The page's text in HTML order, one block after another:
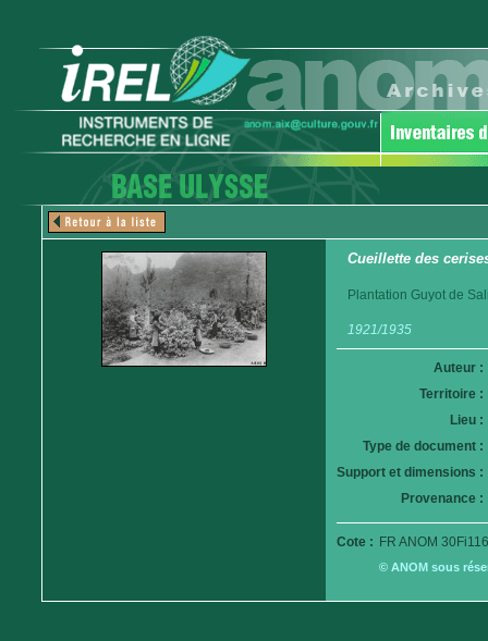
Cueillette des
Plantation Guyot de
1921/1935
Auteur :
Territoire :
Lieu :
Type de document :
Support et dimensions :
Provenance :
Cote : FR ANOM
© ANOM sous